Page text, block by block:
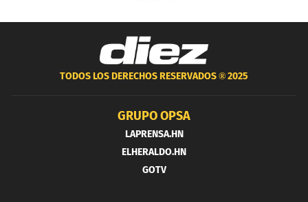
TODOS LOS DERECHOS RESERVADOS ®2025
GRUPO OPSA
LAPRENSA.HN
ELHERALDO.HN
GOTV